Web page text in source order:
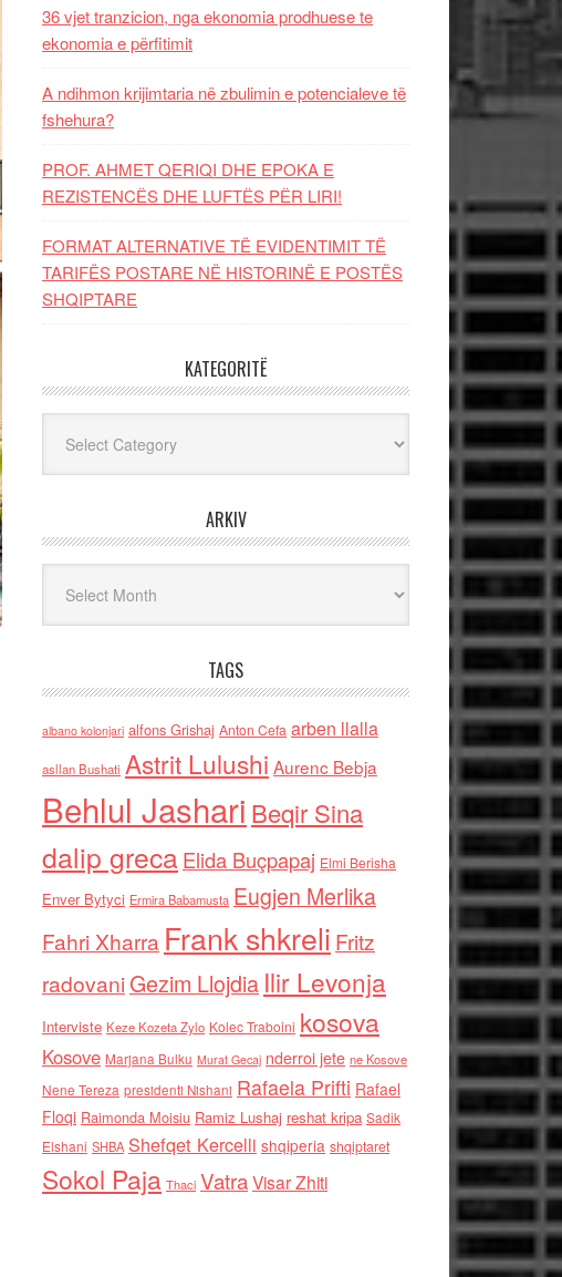
36 vjet tranzicion, nga ekonomia prodhuese te
ekonomia e përfitimit
A ndihmon krijimtaria në zbulimin e potencialeve të
fshehura?
PROF. AHMET QERIQI DHE EPOKA E
REZISTENCЁS DHE LUFTЁS PЁR LIRI!
FORMAT ALTERNATIVE TË EVIDENTIMIT TË
TARIFËS POSTARE NË HISTORINË E POSTËS
SHQIPTARE
KATEGORITË
ARKIV
TAGS
albano kolonjari alfons Grishaj Anton Cefa arben llalla
asllan Bushati Astrit Lulushi Aurenc Bebja
Behlul Jashari Beqir Sina
dalip grecaElida Buçpapaj Elmi Berisha
Enver Bytyci Ermira Babamusta Eugjen Merlika
Fahri Xharra Frank shkreli Fritz
radovaniGezim Llojdia Ilir Levonja
Interviste Keze Kozeta Zylo Kolec Traboini kosova
Kosove Marjana Bulku Murat Gecaj nderroi jete ne Kosove
Nene Tereza presidenti Nishani Rafaela Prifti Rafael
Floqi Raimonda Moisiu Ramiz Lushaj reshat kripa Sadik
Elshani SHBA Shefqet Kercelli shqiperia shqiptaret
Sokol Paja Thaci VatraVisar Zhiti